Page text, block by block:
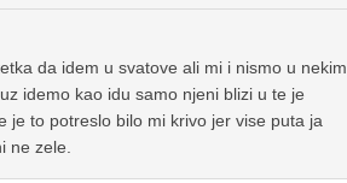
da idem u svatove ali mi i nismo u nekim
idemo kao idu samo njeni blizi u te je
je to potreslo bilo mi krivo jer vise puta ja
ne zele.